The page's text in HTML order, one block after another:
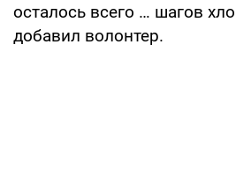
осталось всего … шагов
добавил волонтер.